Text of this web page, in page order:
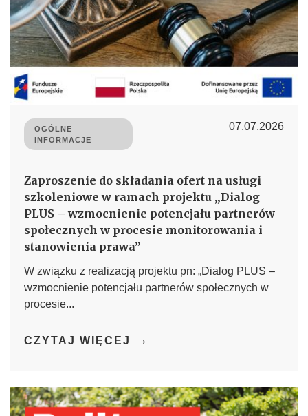
OGÓLNE
INFORMACJE
07.07.2026
Zaproszenie do składania ofert na usługi
szkoleniowe w ramach projektu „Dialog
PLUS – wzmocnienie potencjału partnerów
społecznych w procesie monitorowania i
stanowienia prawa”
W związku z realizacją projektu pn: „Dialog PLUS –
wzmocnienie potencjału partnerów społecznych w
procesie...
CZYTAJ WIĘCEJ →